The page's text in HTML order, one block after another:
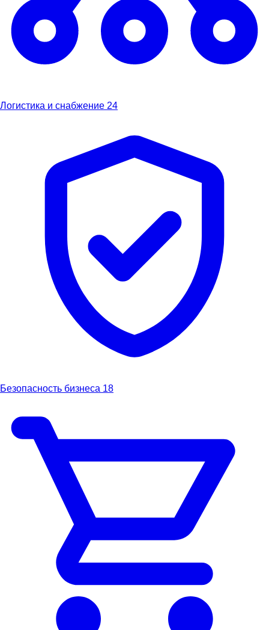
Логистика и снабжение 24
Безопасность бизнеса 18